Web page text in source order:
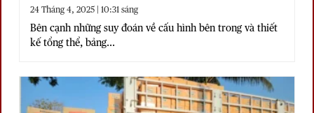
24 Tháng 4, 2025 | 10:31 sáng
Bên cạnh những suy đoán về cấu hình bên trong và thiết
kế tổng thể, bảng...